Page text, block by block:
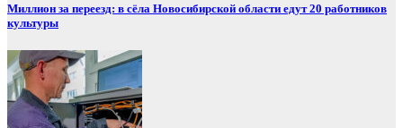
Миллион за переезд: в сёла Новосибирской области едут 20 работников
культуры